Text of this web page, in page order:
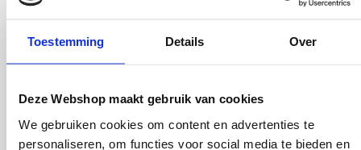
Toestemming Details Over
Deze Webshop maakt gebruik van cookies
We gebruiken cookies om content en advertenties te
personaliseren, om functies voor social media te bieden en
22,50